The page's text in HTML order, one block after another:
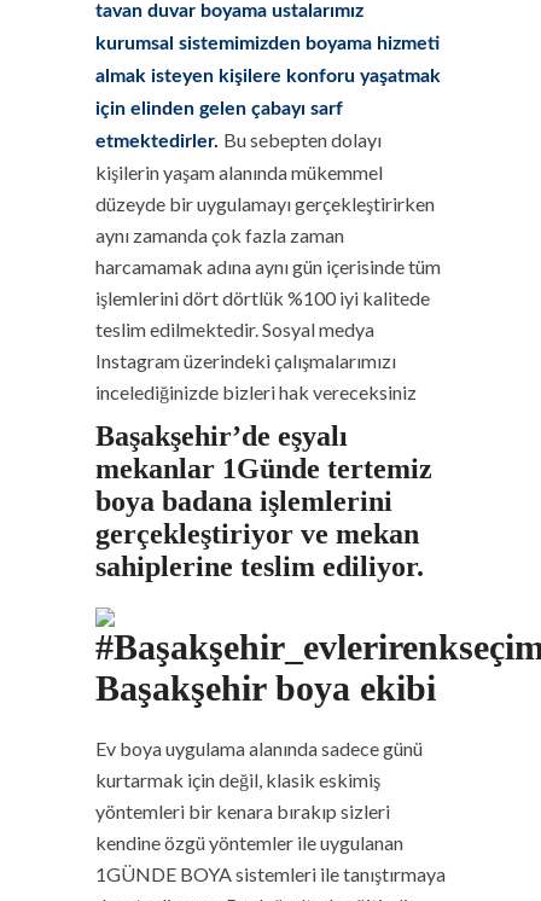
tavan duvar boyama ustalarımız
kurumsal sistemimizden boyama hizmeti
almak isteyen kişilere konforu yaşatmak
için elinden gelen çabayı sarf
etmektedirler. Bu sebepten dolayı
kişilerin yaşam alanında mükemmel
düzeyde bir uygulamayı gerçekleştirirken
aynı zamanda çok fazla zaman
harcamamak adına aynı gün içerisinde tüm
işlemlerini dört dörtlük %100 iyi kalitede
teslim edilmektedir. Sosyal medya
Instagram üzerindeki çalışmalarımızı
incelediğinizde bizleri hak vereceksiniz
Başakşehir’de eşyalı
mekanlar 1Günde tertemiz
boya badana işlemlerini
gerçekleştiriyor ve mekan
sahiplerine teslim ediliyor.
Başakşehir boya ekibi
Ev boya uygulama alanında sadece günü
kurtarmak için değil, klasik eskimiş
yöntemleri bir kenara bırakıp sizleri
kendine özgü yöntemler ile uygulanan
1GÜNDE BOYA sistemleri ile tanıştırmaya